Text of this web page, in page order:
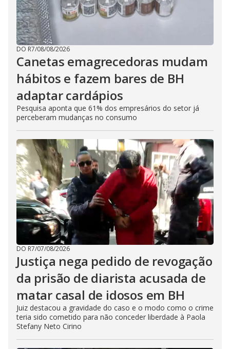
DO R7/08/08/2026
Canetas emagrecedoras mudam
hábitos e fazem bares de BH
adaptar cardápios
Pesquisa aponta que 61% dos empresários do setor já
perceberam mudanças no consumo
DO R7/07/08/2026
Justiça nega pedido de revogação
da prisão de diarista acusada de
matar casal de idosos em BH
Juiz destacou a gravidade do caso e o modo como o crime
teria sido cometido para não conceder liberdade à Paola
Stefany Neto Cirino